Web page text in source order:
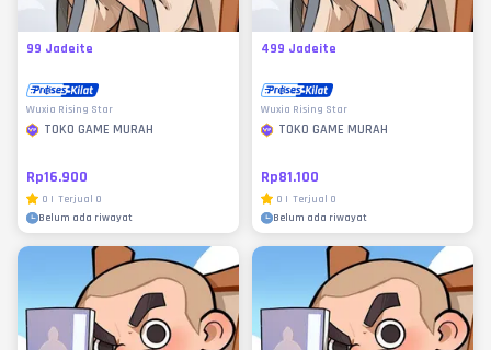
99 Jadeite
Wuxia Rising Star
TOKO GAME MURAH
Rp16.900
0 | Terjual 0
Belum ada riwayat
499 Jadeite
Wuxia Rising Star
TOKO GAME MURAH
Rp81.100
0 | Terjual 0
Belum ada riwayat